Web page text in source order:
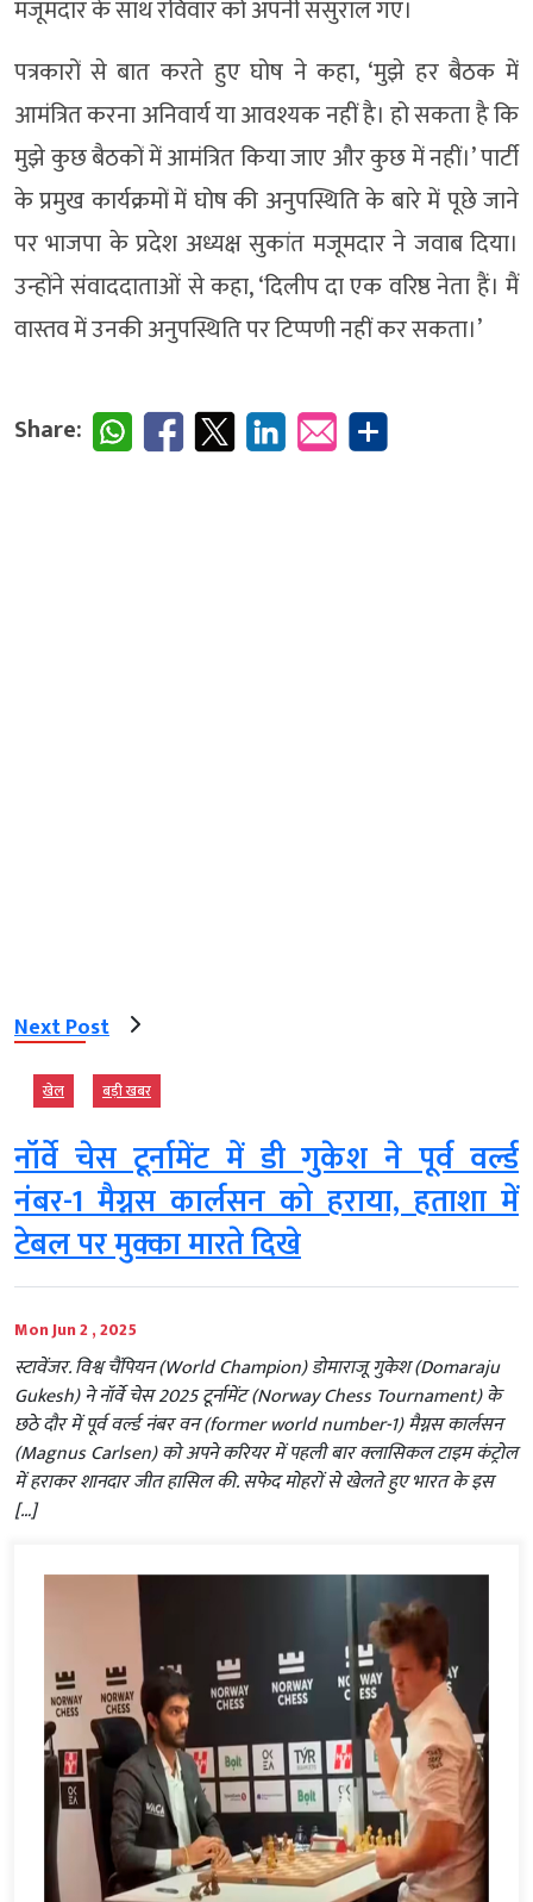
मजूमदार के साथ रविवार को अपनी ससुराल गए।
पत्रकारों से बात करते हुए घोष ने कहा, ‘मुझे हर बैठक में
आमंत्रित करना अनिवार्य या आवश्यक नहीं है। हो सकता है कि
मुझे कुछ बैठकों में आमंत्रित किया जाए और कुछ में नहीं।’ पार्टी
के प्रमुख कार्यक्रमों में घोष की अनुपस्थिति के बारे में पूछे जाने
पर भाजपा के प्रदेश अध्यक्ष सुकांत मजूमदार ने जवाब दिया।
उन्होंने संवाददाताओं से कहा, ‘दिलीप दा एक वरिष्ठ नेता हैं। मैं
वास्तव में उनकी अनुपस्थिति पर टिप्पणी नहीं कर सकता।’
Share:
Next Post
खेल बड़ी खबर
नॉर्वे चेस टूर्नामेंट में डी गुकेश ने पूर्व वर्ल्ड
नंबर-1 मैग्नस कार्लसन को हराया, हताशा में
टेबल पर मुक्का मारते दिखे
Mon Jun 2 , 2025
स्टावेंजर. विश्व चैंपियन (World Champion) डोमाराजू गुकेश (Domaraju
Gukesh) ने नॉर्वे चेस 2025 टूर्नामेंट (Norway Chess Tournament) के
छठे दौर में पूर्व वर्ल्ड नंबर वन (former world number-1) मैग्नस कार्लसन
(Magnus Carlsen) को अपने करियर में पहली बार क्लासिकल टाइम कंट्रोल
में हराकर शानदार जीत हासिल की. सफेद मोहरों से खेलते हुए भारत के इस
[…]